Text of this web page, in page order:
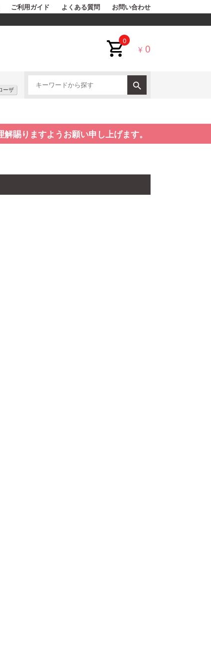
ご利用ガイド よくある質問 お問い合わせ
0
¥ 0
ーザ
賜りますようお願い申し上げます。